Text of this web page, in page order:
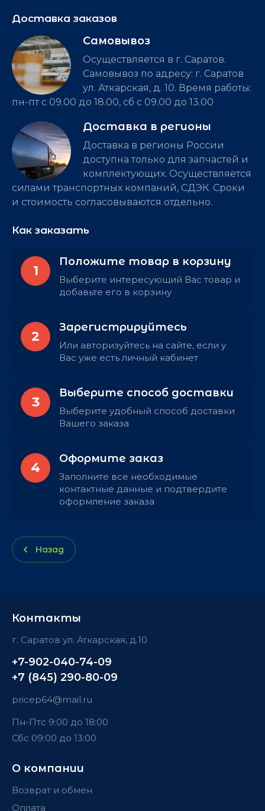
Доставка заказов
Самовывоз
Осуществляется в г. Саратов.
Самовывоз по адресу: г. Саратов
ул. Аткарская, д. 10. Время работы:
пн-пт с 09.00 до 18.00, сб с 09.00 до 13.00
Доставка в регионы
Доставка в регионы России
доступна только для запчастей и
комплектующих. Осуществляется
силами транспортных компаний, СДЭК. Сроки
и стоимость согласовываются отдельно.
Как заказать
1
Положите товар в корзину
Выберите интересующий Вас товар и
добавьте его в корзину
2
Зарегистрируйтесь
Или авторизуйтесь на сайте, если у
Вас уже есть личный кабинет
3
Выберите способ доставки
Выберите удобный способ доставки
Вашего заказа
4
Оформите заказ
Заполните все необходимые
контактные данные и подтвердите
оформление заказа
Назад
Контакты
г. Саратов ул. Аткарская, д.10
+7-902-040-74-09
+7 (845) 290-80-09
pricep64@mail.ru
Пн-Птс 9:00 до 18:00
Сбс 09:00 до 13:00
О компании
Возврат и обмен
Оплата